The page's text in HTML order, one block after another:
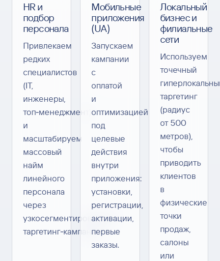
HR и
подбор
персонала
Привлекаем
редких
специалистов
(IT,
инженеры,
топ‑менеджмент)
и
масштабируем
массовый
найм
линейного
персонала
через
узкосегментированные
таргетинг‑кампании.
Мобильные
приложения
(UA)
Запускаем
кампании
с
оплатой
и
оптимизацией
под
целевые
действия
внутри
приложения:
установки,
регистрации,
активации,
первые
заказы.
Локальный
бизнес и
филиальные
сети
Используем
точечный
таргетинг
(радиус
от 500
метров),
чтобы
приводить
клиентов
в
физические
точки
продаж,
салоны
или